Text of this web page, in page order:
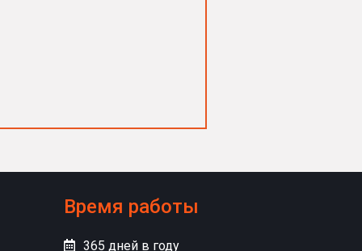
Время работы
365 дней в году